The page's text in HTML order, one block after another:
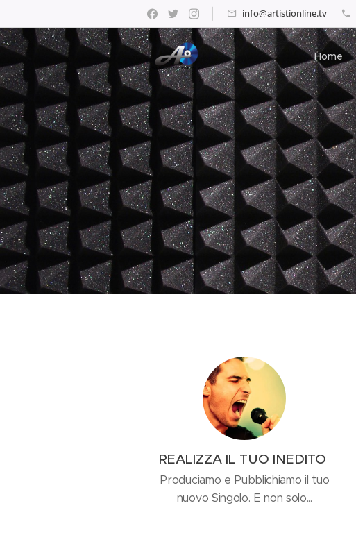
info@artistionline.tv
Home
REALIZZA IL TUO INEDITO
Produciamo e Pubblichiamo il tuo
nuovo Singolo. E non solo...